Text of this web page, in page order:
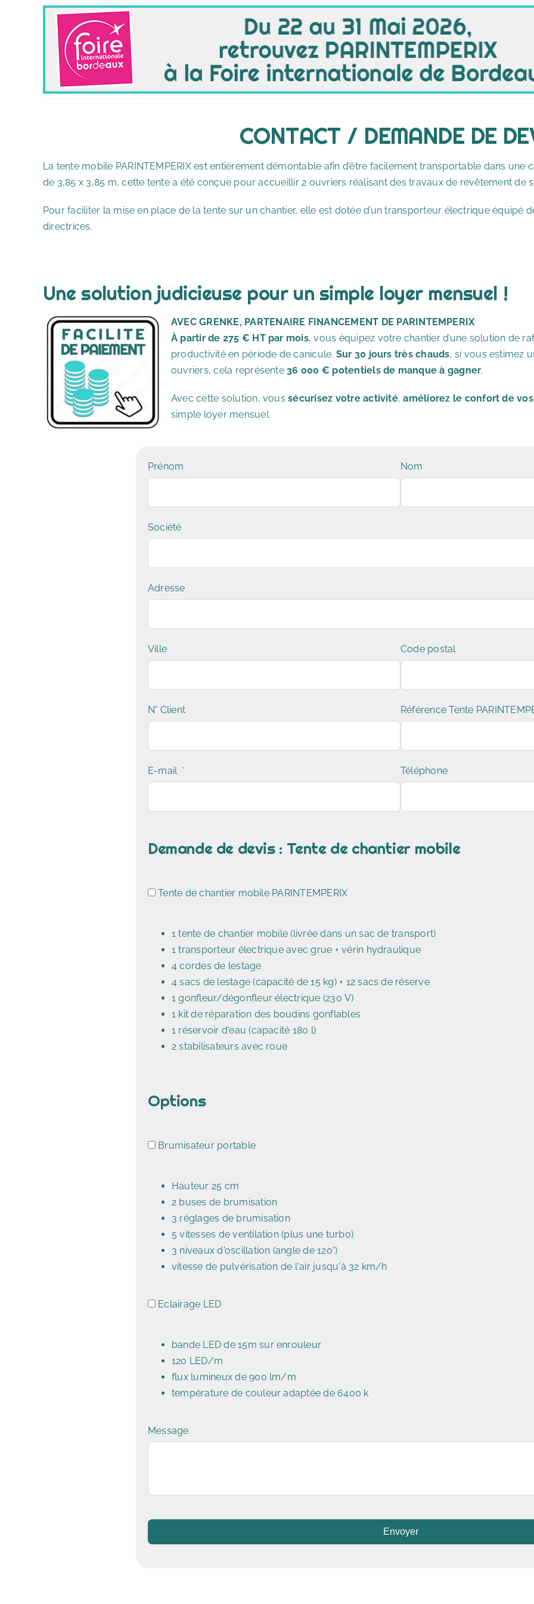
CONTACT / DEMANDE DE
La tente mobile PARINTEMPERIX est entièrement démontable afin d’être facilement transportable dans une
de 3,85 x 3,85 m, cette tente a été conçue pour accueillir 2 ouvriers réalisant des travaux de revêtement de
Pour faciliter la mise en place de la tente sur un chantier, elle est dotée d’un transporteur électrique équipé
directrices.
Une solution judicieuse pour un simple loyer mensuel !
AVEC GRENKE, PARTENAIRE FINANCEMENT DE PARINTEMPERIX
À partir de 275 € HT par mois, vous équipez votre chantier d’une solution de
productivité en période de canicule. Sur 30 jours très chauds, si vous estimez
ouvriers, cela représente36 000 € potentiels de manque à gagner.
Avec cette solution, voussécurisez votre activité,améliorez le confort de
simple loyer mensuel.
Prénom Nom
Société
Adresse
Ville Code postal
N° Client Référence Tente
E-mail Téléphone
Demande de devis : Tente de chantier mobile
Tente de chantier mobile PARINTEMPERIX
1 tente de chantier mobile (livrée dans un sac de transport)
1 transporteur électrique avec grue + vérin hydraulique
4 cordes de lestage
4 sacs de lestage (capacité de 15 kg) + 12 sacs de réserve
1 gonfleur/dégonfleur électrique (230 V)
1 kit de réparation des boudins gonflables
1 réservoir d'eau (capacité 180 l)
2 stabilisateurs avec roue
Options
Brumisateur portable
Hauteur 25 cm
2 buses de brumisation
3 réglages de brumisation
5 vitesses de ventilation (plus une turbo)
3 niveaux d'oscillation (angle de 120°)
vitesse de pulvérisation de l'air jusqu'à 32 km/h
Eclairage LED
bande LED de 15m sur enrouleur
120 LED/m
flux lumineux de 900 lm/m
température de couleur adaptée de 6400 k
Message
Envoyer